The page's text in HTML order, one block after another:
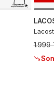
1.999